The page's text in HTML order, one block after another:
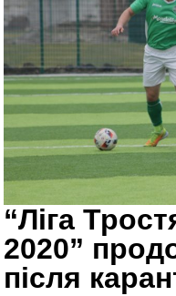
“Ліга
2020”
після